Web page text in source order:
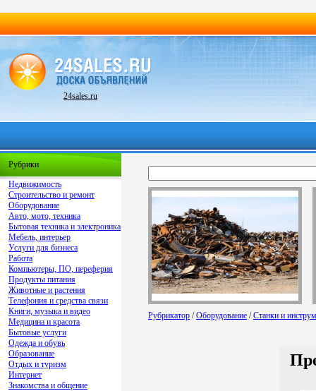
24sales.ru
Рубрики
Недвижимость
Строительство и ремонт
Оборудование
Авто, мото, техника
Бытовая техника и электроника
Мебель, интерьер
Услуги для бизнеса
Работа
Компьютеры, ПО, переферия
Продукты питания
Животные и растения
Телефония и средства связи
Книги, музыка и видео
Медицина и красота
Бытовые услуги
Одежда и обувь
Образование
Отдых и туризм
Интернет
Знакомства и общение
Рубрикатор /Оборудование /Станки и